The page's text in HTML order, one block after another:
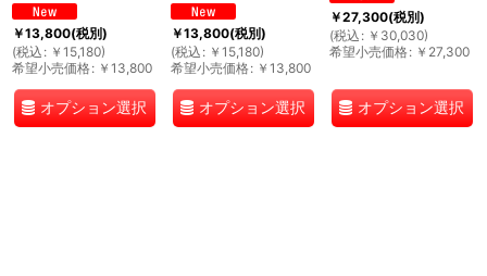
￥13,800(税別)
(税込 : ￥ 15,180)
希望小売価格: ￥ 13,800
オプション選択
￥13,800(税別)
(税込 : ￥ 15,180)
希望小売価格: ￥ 13,800
オプション選択
￥27,300(税別)
(税込 : ￥ 30,030)
希望小売価格: ￥ 27,300
オプション選択